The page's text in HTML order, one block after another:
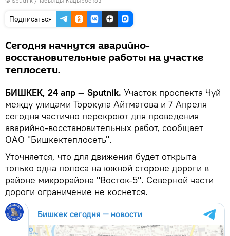
Подписаться
Сегодня начнутся аварийно-
восстановительные работы на участке
теплосети.
БИШКЕК, 24 апр — Sputnik. Участок проспекта Чуй
между улицами Торокула Айтматова и 7 Апреля
сегодня частично перекроют для проведения
аварийно-восстановительных работ, сообщает
ОАО "Бишкектеплосеть".
Уточняется, что для движения будет открыта
только одна полоса на южной стороне дороги в
районе микрорайона "Восток-5". Северной части
дороги ограничение не коснется.